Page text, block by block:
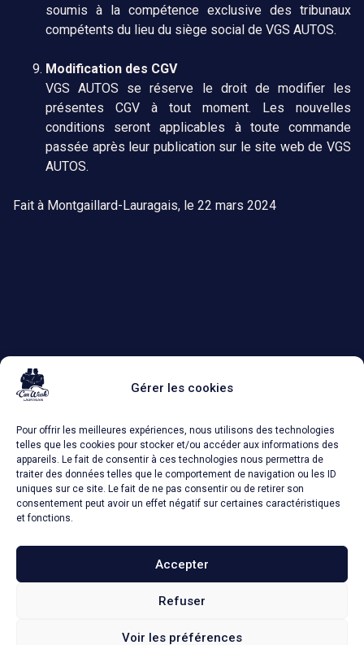
Gérer les cookies
Pour offrir les meilleures expériences, nous utilisons des technologies
telles que les cookies pour stocker et/ou accéder aux informations des
appareils. Le fait de consentir à ces technologies nous permettra de
traiter des données telles que le comportement de navigation ou les ID
uniques sur ce site. Le fait de ne pas consentir ou de retirer son
consentement peut avoir un effet négatif sur certaines caractéristiques
et fonctions.
Accepter
Refuser
Voir les préférences
soumis à la compétence exclusive des tribunaux
compétents du lieu du siège social de VGS AUTOS.
Modification des CGV
VGS AUTOS se réserve le droit de modifier les
présentes CGV à tout moment. Les nouvelles
conditions seront applicables à toute commande
passée après leur publication sur le site web de VGS
AUTOS.
Fait à Montgaillard-Lauragais, le 22 mars 2024
D'OUVERTURE
SUIVEZ-NOUS
CONTACT
leo@vgs-autos.fr
CGV